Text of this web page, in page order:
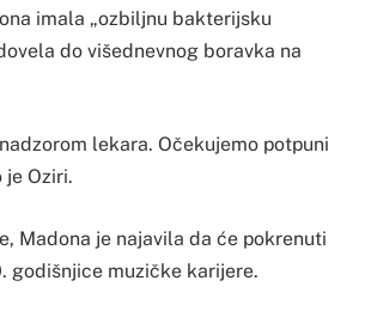
imala „ozbiljnu bakterijsku
do višednevnog boravka na
lekara. Očekujemo potpuni
je Oziri.
Madona je najavila da će pokrenuti
godišnjice muzičke karijere.